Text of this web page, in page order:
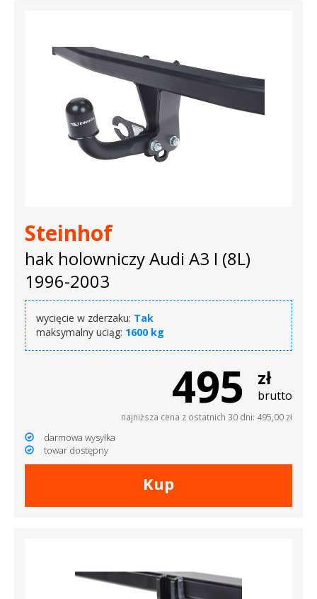
Steinhof
hak holowniczy Audi A3 I (8L)
1996-2003
wycięcie w zderzaku: Tak
maksymalny uciąg: 1600 kg
495 zł
brutto
najniższa cena z ostatnich 30 dni: 495,00 zł
darmowa wysyłka
towar dostępny
Kup